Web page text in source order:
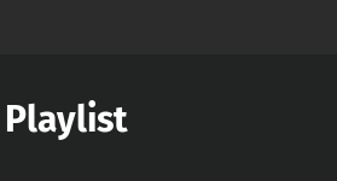
Playlist